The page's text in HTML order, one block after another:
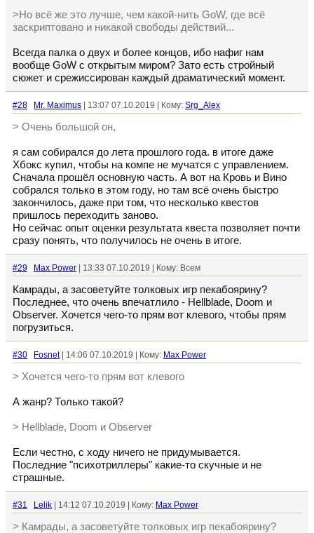
>Но всё же это лучше, чем какой-нить GoW, где всё
заскриптовано и никакой свободы действий...
Всегда палка о двух и более концов, ибо нафиг нам
вообще GoW с открытым миром? Зато есть стройный
сюжет и срежиссирован каждый драматический момент.
#28 Mr. Maximus | 13:07 07.10.2019 | Кому: Srg_Alex
> Очень большой он,
я сам собирался до лета прошлого года. в итоге даже
Хбокс купил, чтобы на компе не мучатся с управлением.
Сначала прошёл основную часть. А вот на Кровь и Вино
собрался только в этом году, но там всё очень быстро
закончилось, даже при том, что несколько квестов
пришлось переходить заново.
Но сейчас опыт оценки результата квеста позволяет почти
сразу понять, что получилось не очень в итоге.
#29 Max Power | 13:33 07.10.2019 | Кому: Всем
Камрады, а засоветуйте толковых игр пекабоярину?
Последнее, что очень впечатлило - Hellblade, Doom и
Observer. Хочется чего-то прям вот клевого, чтобы прям
погрузиться.
#30 Fosnet| 14:06 07.10.2019 | Кому: Max Power
> Хочется чего-то прям вот клевого
А жанр? Только такой?
> Hellblade, Doom и Observer
Если честно, с ходу ничего не придумывается.
Последние "психотриллеры" какие-то скучные и не
страшные.
#31 Lelik | 14:12 07.10.2019 | Кому: Max Power
> Камрады, а засоветуйте толковых игр пекабоярину?